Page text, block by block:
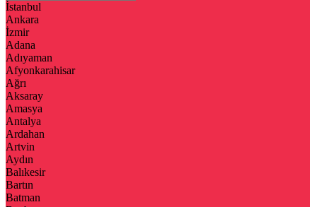
İstanbul
Ankara
İzmir
Adana
Adıyaman
Afyonkarahisar
Ağrı
Aksaray
Amasya
Antalya
Ardahan
Artvin
Aydın
Balıkesir
Bartın
Batman